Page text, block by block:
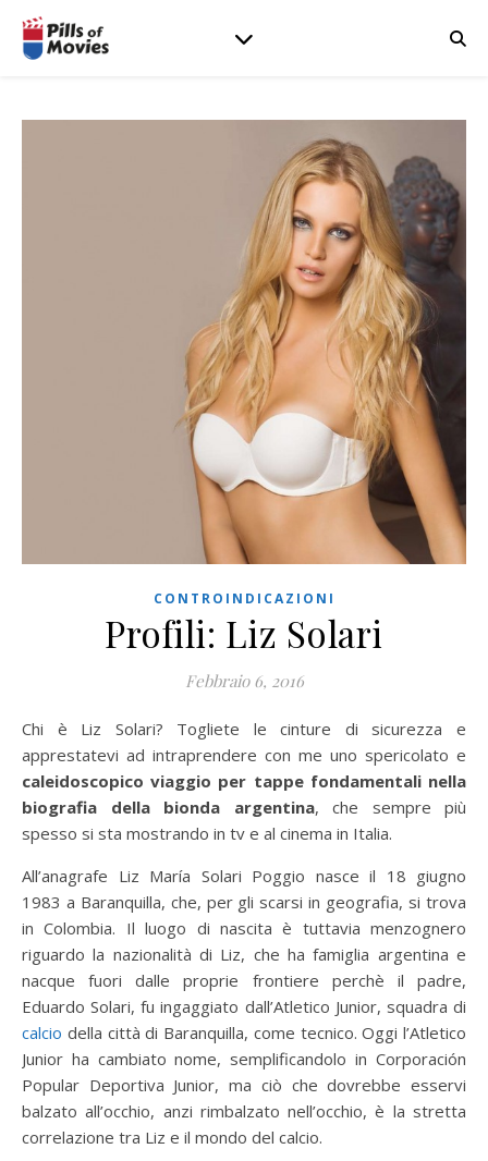
CONTROINDICAZIONI
Profili: Liz Solari
Febbraio 6, 2016
Chi è Liz Solari? Togliete le cinture di sicurezza e
apprestatevi ad intraprendere con me uno spericolato e
caleidoscopico viaggio per tappe fondamentali nella
biografia della bionda argentina, che sempre più
spesso si sta mostrando in tv e al cinema in Italia.
All’anagrafe Liz María Solari Poggio nasce il 18 giugno
1983 a Baranquilla, che, per gli scarsi in geografia, si trova
in Colombia. Il luogo di nascita è tuttavia menzognero
riguardo la nazionalità di Liz, che ha famiglia argentina e
nacque fuori dalle proprie frontiere perchè il padre,
Eduardo Solari, fu ingaggiato dall’Atletico Junior, squadra di
calcio della città di Baranquilla, come tecnico. Oggi l’Atletico
Junior ha cambiato nome, semplificandolo in Corporación
Popular Deportiva Junior, ma ciò che dovrebbe esservi
balzato all’occhio, anzi rimbalzato nell’occhio, è la stretta
correlazione tra Liz e il mondo del calcio.